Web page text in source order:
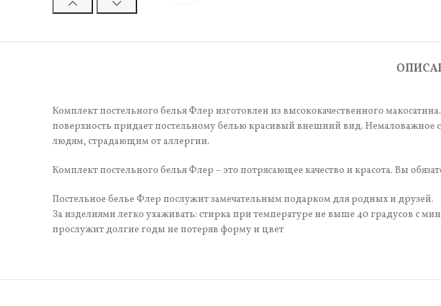
Комплект постельного белья Флер изготовлен из высококачественного
поверхность придает постельному белью красивый внешний вид. Немаловажное
людям, страдающим от аллергии.
Комплект постельного белья Флер – это потрясающее качество и красота. Вы
Постельное белье Флер послужит замечательным подарком для родных и друзей.
За изделиями легко ухаживать: стирка при температуре не выше 40 градусов
прослужит долгие годы не потеряв форму и цвет